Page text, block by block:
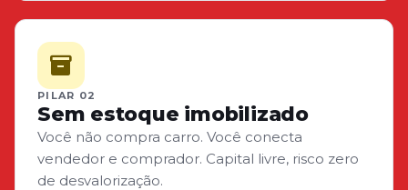
inventory_2
PILAR 02
Sem estoque imobilizado
Você não compra carro. Você conecta
vendedor e comprador. Capital livre, risco zero
de desvalorização.